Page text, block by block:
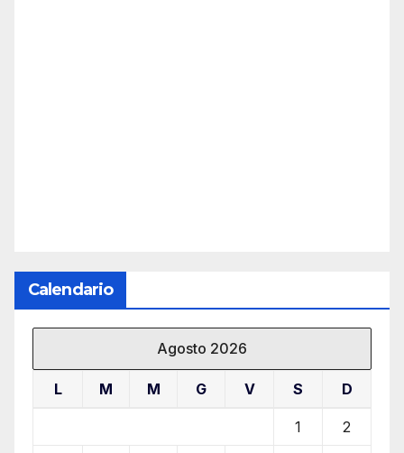
Calendario
Agosto 2026
L M M G V S D
1 2